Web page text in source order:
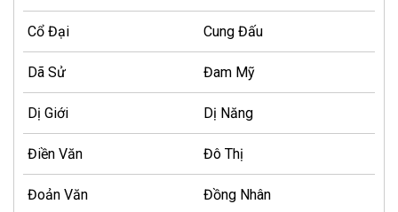
Cổ Đại Cung Đấu
Dã Sử Đam Mỹ
Dị Giới Dị Năng
Điền Văn Đô Thị
Đoản Văn Đồng Nhân